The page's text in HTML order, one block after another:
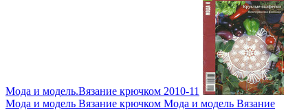
Мода и модель.Вязание крючком 2010-11
Мода и модель Вязание крючком Мода и модель Вязание